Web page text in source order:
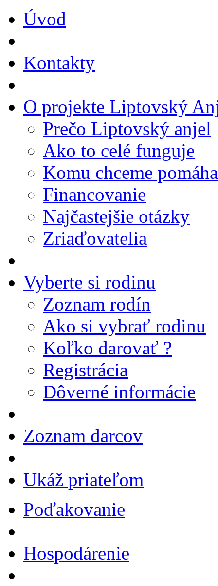
Úvod
Kontakty
O projekte Liptovský
Prečo Liptovský anjel
Ako to celé funguje
Komu chceme
Financovanie
Najčastejšie otázky
Zriaďovatelia
Vyberte si rodinu
Zoznam rodín
Ako si vybrať rodinu
Koľko darovať ?
Registrácia
Dôverné informácie
Zoznam darcov
Ukáž priateľom
Poďakovanie
Hospodárenie